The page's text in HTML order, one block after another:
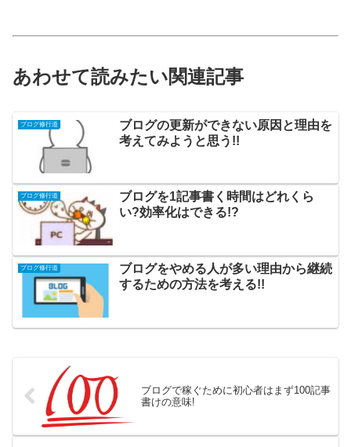
あわせて読みたい関連記事
ブログ修行道
ブログの更新ができない原因と理由を
考えてみようと思う!!
ブログ修行道
ブログを1記事書く時間はどれくら
い?効率化はできる!?
ブログ修行道
ブログをやめる人が多い理由から継続
するための方法を考える!!
ブログで稼ぐために初心者はまず100記事
書けの意味!